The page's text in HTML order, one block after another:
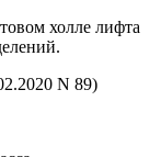
холле лифта
N 89)